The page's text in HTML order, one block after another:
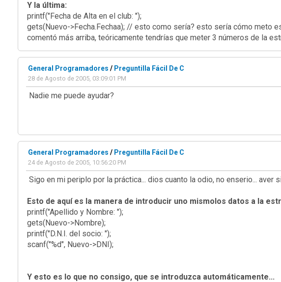
Y la última:
printf("Fecha de Alta en el club: ");
gets(Nuevo->Fecha.Fechaa); // esto como sería? esto sería cómo meto
comentó más arriba, teóricamente tendrías que meter 3 números de la
General Programadores / Preguntilla Fácil De C
28 de Agosto de 2005, 03:09:01 PM
Nadie me puede ayudar?
General Programadores / Preguntilla Fácil De C
24 de Agosto de 2005, 10:56:20 PM
Sigo en mi periplo por la práctica... dios cuanto la odio, no enserio...
Esto de aquí es la manera de introducir uno mismolos datos a la
printf("Apellido y Nombre: ");
gets(Nuevo->Nombre);
printf("D.N.I. del socio: ");
scanf("%d", Nuevo->DNI);
Y esto es lo que no consigo, que se introduzca automáticamente...